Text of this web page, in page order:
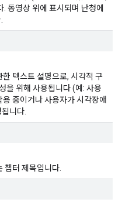
동영상 위에 표시되며 난청에
텍스트 설명으로, 시각적 구
을 위해 사용됩니다 (예: 사용
중이거나 사용자가 시각장애
니다.
챕터 제목입니다.